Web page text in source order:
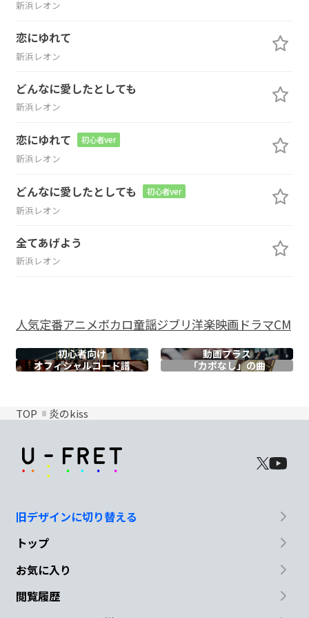
新浜レオン
恋にゆれて
新浜レオン
どんなに愛したとしても
新浜レオン
恋にゆれて 初心者ver
新浜レオン
どんなに愛したとしても 初心者ver
新浜レオン
全てあげよう
新浜レオン
人気定番アニメボカロ童謡ジブリ洋楽映画ドラマCM
初心者向け
動画プラス
オフィシャルコード譜 「カポなし」の曲
TOP 炎のkiss
旧デザインに切り替える
トップ
お気に入り
閲覧履歴